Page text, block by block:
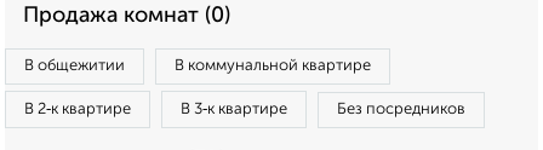
Продажа комнат (0)
В общежитии В коммунальной квартире
В 2‑к квартире В 3‑к квартире Без посредников